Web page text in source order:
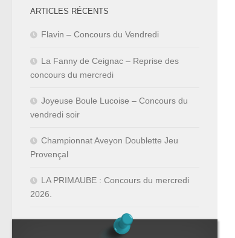
ARTICLES RÉCENTS
Flavin – Concours du Vendredi
La Fanny de Ceignac – Reprise des
concours du mercredi
Joyeuse Boule Lucoise – Concours du
vendredi soir
Championnat Aveyon Doublette Jeu
Provençal
LA PRIMAUBE : Concours du mercredi
2026.